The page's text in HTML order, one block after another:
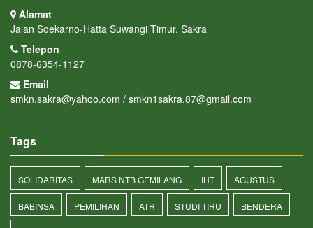
Alamat
Jalan Soekarno-Hatta Suwangi Timur, Sakra
Telepon
0878-6354-1127
Email
smkn.sakra@yahoo.com / smkn1sakra.87@gmail.com
Tags
SOLIDARITAS MARS NTB GEMILANG IHT AGUSTUS
BABINSA PEMILIHAN ATR STUDI TIRU BENDERA